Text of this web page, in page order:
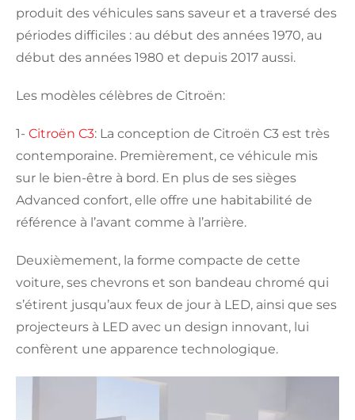
produit des véhicules sans saveur et a traversé des
périodes difficiles : au début des années 1970, au
début des années 1980 et depuis 2017 aussi.
Les modèles célèbres de Citroën:
1- Citroën C3: La conception de Citroën C3 est très
contemporaine. Premièrement, ce véhicule mis
sur le bien-être à bord. En plus de ses sièges
Advanced confort, elle offre une habitabilité de
référence à l’avant comme à l’arrière.
Deuxièmement, la forme compacte de cette
voiture, ses chevrons et son bandeau chromé qui
s’étirent jusqu’aux feux de jour à LED, ainsi que ses
projecteurs à LED avec un design innovant, lui
confèrent une apparence technologique.